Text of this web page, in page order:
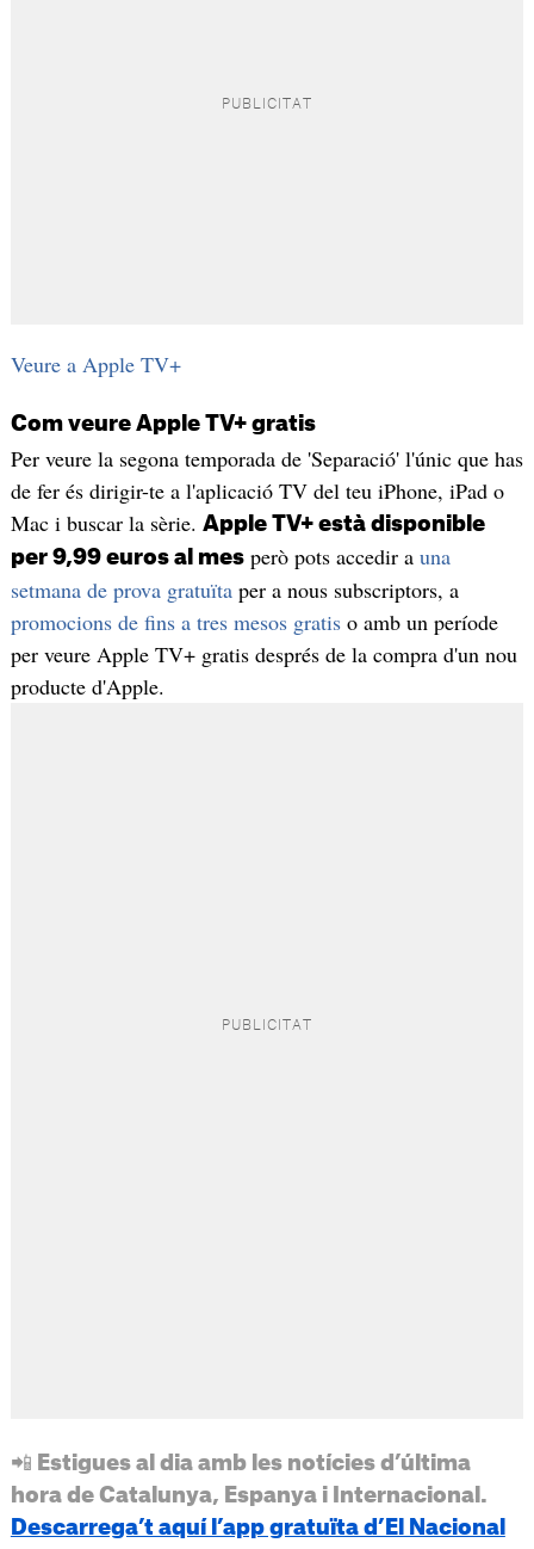
Veure a Apple TV+
Com veure Apple TV+ gratis
Per veure la segona temporada de 'Separació' l'únic que has
de fer és dirigir-te a l'aplicació TV del teu iPhone, iPad o
Mac i buscar la sèrie. Apple TV+ està disponible
per 9,99 euros al mesperò pots accedir a una
setmana de prova gratuïtaper a nous subscriptors, a
promocions de fins a tres mesos gratiso amb un període
per veure Apple TV+ gratis després de la compra d'un nou
producte d'Apple.
📲 Estigues al dia amb les notícies d’última
hora de Catalunya, Espanya i Internacional.
Descarrega’t aquí l’app gratuïta d’El Nacional